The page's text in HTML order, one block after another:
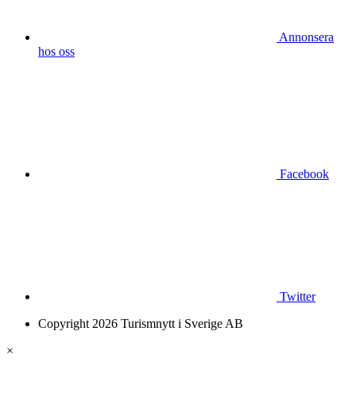
Annonsera
hos oss
Facebook
Twitter
Copyright 2026 Turismnytt i Sverige AB
×